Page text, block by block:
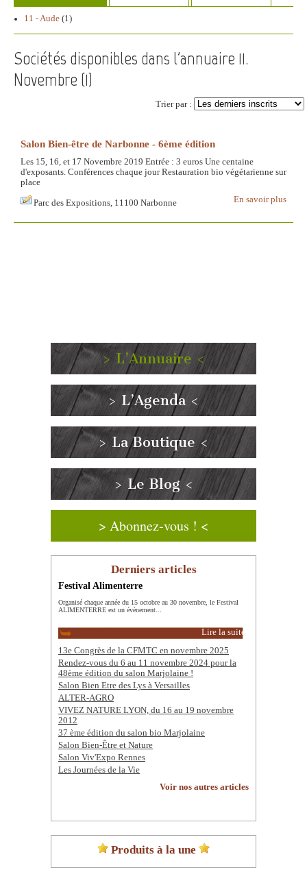
11 - Aude (1)
Sociétés disponibles dans l'annuaire 11.
Novembre (1)
Trier par :
Salon Bien-être de Narbonne - 6ème édition
Les 15, 16, et 17 Novembre 2019 Entrée : 3 euros Une centaine
d'exposants. Conférences chaque jour Restauration bio végétarienne sur
place
En savoir plus
Parc des Expositions, 11100 Narbonne
> L’Annuaire <
> L’Agenda <
> La Boutique <
> Le Blog <
> Abonnez-vous ! <
Derniers articles
Festival Alimenterre
Organisé chaque année du 15 octobre au 30 novembre, le Festival
ALIMENTERRE est un évènement...
Lire la suite
13e Congrès de la CFMTC en novembre 2025
Rendez-vous du 6 au 11 novembre 2024 pour la
48ème édition du salon Marjolaine !
Salon Bien Etre des Lys à Versailles
ALTER-AGRO
VIVEZ NATURE LYON, du 16 au 19 novembre
2012
37 ème édition du salon bio Marjolaine
Salon Bien-Être et Nature
Salon Viv'Expo Rennes
Les Journées de la Vie
Voir nos autres articles
Produits à la une